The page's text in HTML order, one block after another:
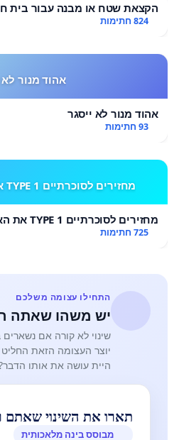
הקצאת שטח או מבנה עבור בית
824 חתימות
אהוד מנור לא
אהוד מנור לא ייסגר
93 חתימות
מחזירים לסוכרתיים TYPE 1 את האינסולין המהיר!
מחזירים לסוכרתיים TYPE 1 את האינסולין המהיר!
725 חתימות
התחילו עצומה משלכם
יש משהו שאתה
שינוי לא קורה אם
יוצר העצומה הזאת
היית עושה את אותו
תארו את השינוי שאתם
מבוסס בינה מלאכותית